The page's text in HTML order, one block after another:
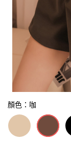
顏色：咖